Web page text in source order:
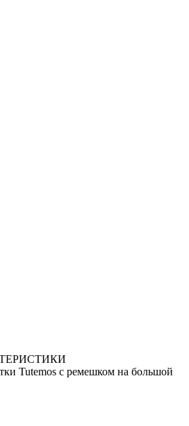
Tutemos с ремешком на большой